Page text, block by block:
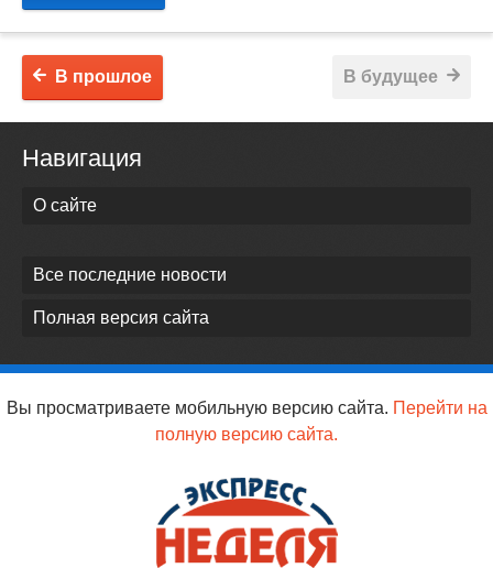
В будущее
В прошлое
Навигация
О сайте
Все последние новости
Полная версия сайта
Вы просматриваете мобильную версию сайта. Перейти на
полную версию сайта.